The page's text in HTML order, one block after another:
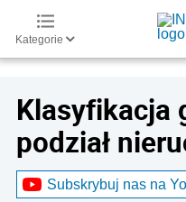
Kategorie
Klasyfikacja
podział
Subskrybuj nas na